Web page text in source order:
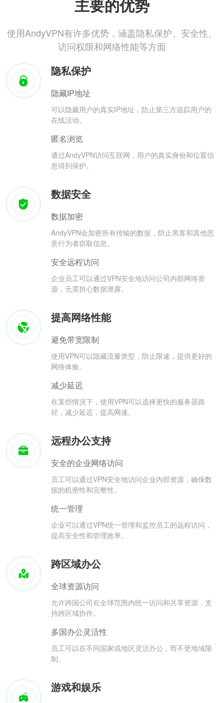
主要的优势
使用AndyVPN有许多优势，涵盖隐私保护、安全性、
访问权限和网络性能等方面
隐私保护
隐藏IP地址
可以隐藏用户的真实IP地址，防止第三方追踪用户的
在线活动。
匿名浏览
通过AndyVPN访问互联网，用户的真实身份和位置信
息得到保护。
数据安全
数据加密
AndyVPN会加密所有传输的数据，防止黑客和其他恶
意行为者窃取信息。
安全远程访问
企业员工可以通过VPN安全地访问公司内部网络资
源，无需担心数据泄露。
提高网络性能
避免带宽限制
使用VPN可以隐藏流量类型，防止限速，提供更好的
网络体验。
减少延迟
在某些情况下，使用VPN可以选择更快的服务器路
径，减少延迟，提高网速。
远程办公支持
安全的企业网络访问
员工可以通过VPN安全地访问企业内部资源，确保数
据的机密性和完整性。
统一管理
企业可以通过VPN统一管理和监控员工的远程访问，
提高安全性和管理效率。
跨区域办公
全球资源访问
允许跨国公司在全球范围内统一访问和共享资源，支
持跨区域协作。
多国办公灵活性
员工可以在不同国家或地区灵活办公，而不受地域限
制。
游戏和娱乐